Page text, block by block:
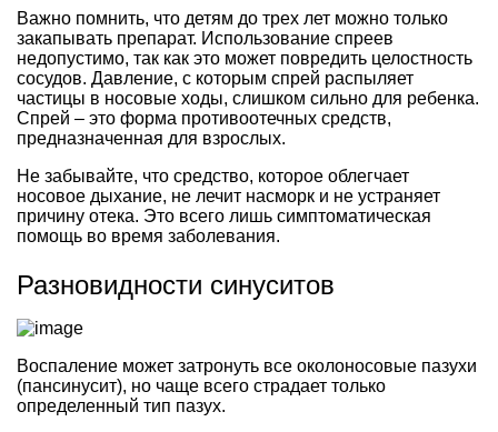
Важно помнить, что детям до трех лет можно только
закапывать препарат. Использование спреев
недопустимо, так как это может повредить целостность
сосудов. Давление, с которым спрей распыляет
частицы в носовые ходы, слишком сильно для ребенка.
Спрей – это форма противоотечных средств,
предназначенная для взрослых.
Не забывайте, что средство, которое облегчает
носовое дыхание, не лечит насморк и не устраняет
причину отека. Это всего лишь симптоматическая
помощь во время заболевания.
Разновидности синуситов
Воспаление может затронуть все околоносовые пазухи
(пансинусит), но чаще всего страдает только
определенный тип пазух.